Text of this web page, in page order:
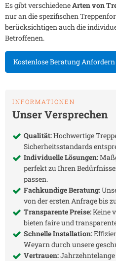
Es gibt verschiedeneArten von
nur an die spezifischen
berücksichtigen auch die
Betroffenen.
Kostenlose Beratung Anfordern
INFORMATIONEN
Unser Versprechen
Qualität:Hochwertige
Sicherheitsstandards
Individuelle Lösungen:
perfekt zu Ihren
passen.
Fachkundige Beratung:
von der ersten Anfrage bis
Transparente Preise:Keine
bieten faire und
Schnelle Installation:
Weyarndurch unsere
Vertrauen: